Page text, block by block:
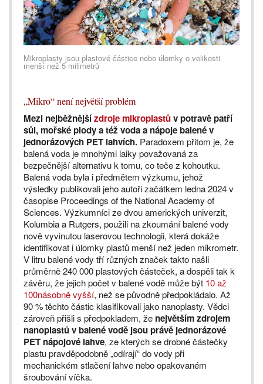
Mikroplasty jsou plastové částice nebo úlomky o velikosti
menší než 5 milimetrů
„Mikro“ není největší problém
Mezi nejběžnějšízdroje mikroplastův potravě patří
sůl, mořské plody a též voda a nápoje balené v
jednorázových PET lahvích. Paradoxem přitom je, že
balená voda je mnohými laiky považovaná za
bezpečnější alternativu k tomu, co teče z kohoutku.
Balená voda byla i předmětem výzkumu, jehož
výsledky publikovali jeho autoři začátkem ledna 2024 v
časopise Proceedings of the National Academy of
Sciences. Výzkumníci ze dvou amerických univerzit,
Kolumbia a Rutgers, použili na zkoumání balené vody
nově vyvinutou laserovou technologii, která dokáže
identifikovat i úlomky plastů menší než jeden mikrometr.
V litru balené vody tří různých značek takto našli
průměrně 240 000 plastových částeček, a dospěli tak k
závěru, že jejich počet v balené vodě může být 10 až
100násobně vyšší, než se původně předpokládalo. Až
90 % těchto částic klasifikovali jako nanoplasty. Vědci
zároveň přišli s předpokladem, že největším zdrojem
nanoplastů v balené vodě jsou právě jednorázové
PET nápojové lahve, ze kterých se drobné částečky
plastu pravděpodobně „odírají“ do vody při
mechanickém stlačení lahve nebo opakovaném
šroubování víčka.